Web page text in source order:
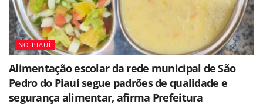
NO PIAUÍ
Alimentação escolar da rede municipal de São
Pedro do Piauí segue padrões de qualidade e
segurança alimentar, afirma Prefeitura